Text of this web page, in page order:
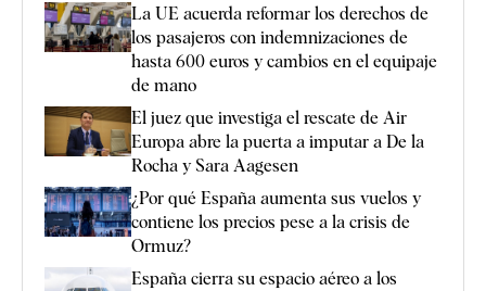
La UE acuerda reformar los derechos de
los pasajeros con indemnizaciones de
hasta 600 euros y cambios en el equipaje
de mano
El juez que investiga el rescate de Air
Europa abre la puerta a imputar a De la
Rocha y Sara Aagesen
¿Por qué España aumenta sus vuelos y
contiene los precios pese a la crisis de
Ormuz?
España cierra su espacio aéreo a los